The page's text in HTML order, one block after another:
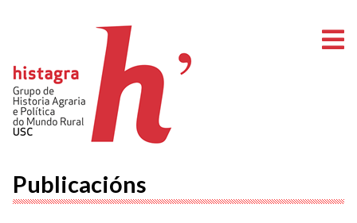
Publicacións